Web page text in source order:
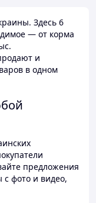
Здесь 6
— от корма
и
в одном
предложения
с фото и видео,